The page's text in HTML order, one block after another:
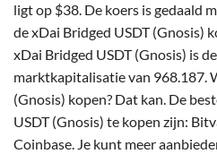
ligt op $38. De koers is gedaald
de xDai Bridged USDT (Gnosis)
xDai Bridged USDT (Gnosis) is
marktkapitalisatie van 968.187.
(Gnosis) kopen? Dat kan. De
USDT (Gnosis) te kopen zijn:
Coinbase. Je kunt meer